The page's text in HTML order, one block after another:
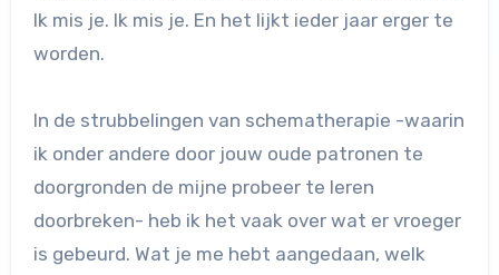
Ik mis je. Ik mis je. En het lijkt ieder jaar erger te
worden.
In de strubbelingen van schematherapie -waarin
ik onder andere door jouw oude patronen te
doorgronden de mijne probeer te leren
doorbreken- heb ik het vaak over wat er vroeger
is gebeurd. Wat je me hebt aangedaan, welk